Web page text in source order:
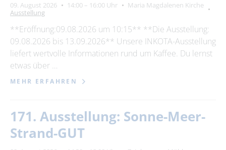
09. August 2026 14:00 – 16:00 Uhr
Maria Magdalenen Kirche
Ausstellung
**Eröffnung:09.08.2026 um 10:15** **Die Ausstellung:
09.08.2026 bis 13.09.2026** Unsere INKOTA-Ausstellung
liefert wertvolle Informationen rund um Kaffee. Du lernst
etwas über …
MEHR ERFAHREN
171. Ausstellung: Sonne-Meer-
Strand-GUT